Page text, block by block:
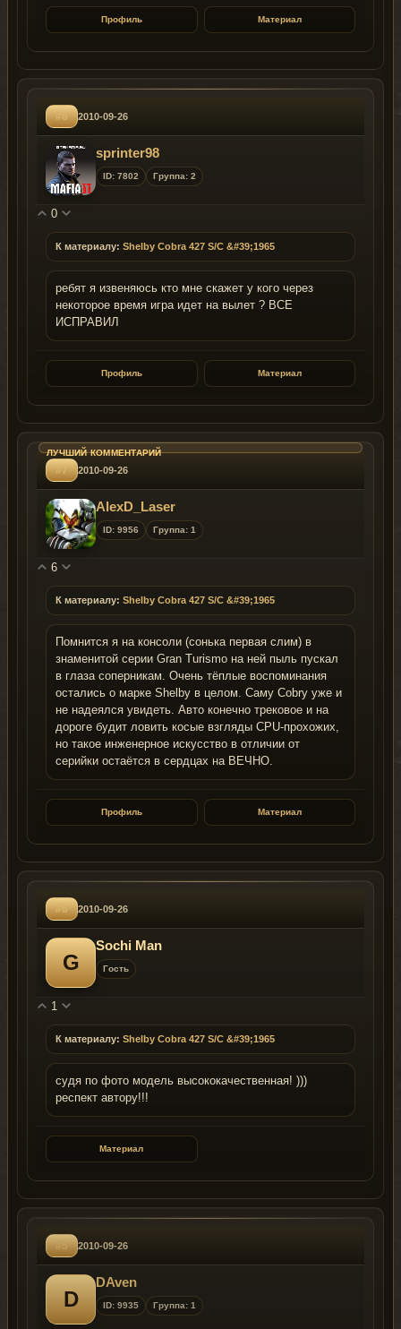
Профиль Материал
#8 2010-09-26
sprinter98
ID: 7802 Группа: 2
0
К материалу: Shelby Cobra 427 S/C &#39;1965
ребят я извеняюсь кто мне скажет у кого через
некоторое время игра идет на вылет ? ВСЕ
ИСПРАВИЛ
Профиль Материал
#7 2010-09-26
AlexD_Laser
ID: 9956 Группа: 1
6
К материалу: Shelby Cobra 427 S/C &#39;1965
Помнится я на консоли (сонька первая слим) в
знаменитой серии Gran Turismo на ней пыль пускал
в глаза соперникам. Очень тёплые воспоминания
остались о марке Shelby в целом. Саму Cobry уже и
не надеялся увидеть. Авто конечно трековое и на
дороге будит ловить косые взгляды CPU-прохожих,
но такое инженерное искусство в отличии от
серийки остаётся в сердцах на ВЕЧНО.
Профиль Материал
#6 2010-09-26
G
Sochi Man
Гость
1
К материалу: Shelby Cobra 427 S/C &#39;1965
судя по фото модель высококачественная! )))
респект автору!!!
Материал
#5 2010-09-26
D
DAven
ID: 9935 Группа: 1